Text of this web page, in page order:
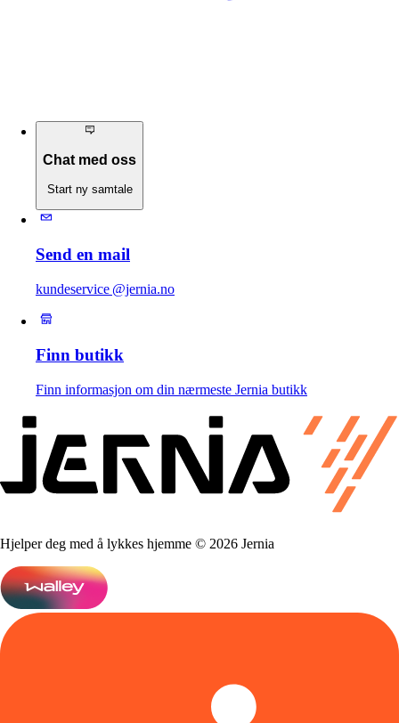
Chat med oss
Start ny samtale
Send en mail
kundeservice @jernia.no
Finn butikk
Finn informasjon om din nærmeste Jernia butikk
Hjelper deg med å lykkes hjemme © 2026 Jernia